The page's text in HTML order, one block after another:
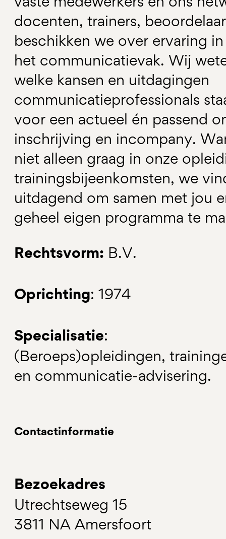
docenten, trainers,
beschikken we over ervaring
het communicatievak. Wij
welke kansen en uitdagingen
communicatieprofessionals
voor een actueel én passend
inschrijving en incompany.
niet alleen graag in onze
trainingsbijeenkomsten, we
uitdagend om samen met jou
geheel eigen programma te
Rechtsvorm: B.V.
Oprichting: 1974
Specialisatie:
(Beroeps)opleidingen,
en communicatie-advisering.
Contactinformatie
Bezoekadres
Utrechtseweg 15
3811 NA Amersfoort